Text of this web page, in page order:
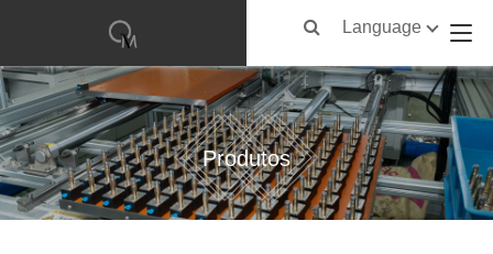
Language
Produtos